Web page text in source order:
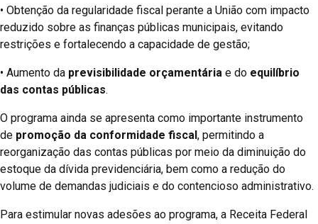
• Obtenção da regularidade fiscal perante a União com impacto
reduzido sobre as finanças públicas municipais, evitando
restrições e fortalecendo a capacidade de gestão;
• Aumento da previsibilidade orçamentária e do equilíbrio
das contas públicas.
O programa ainda se apresenta como importante instrumento
de promoção da conformidade fiscal, permitindo a
reorganização das contas públicas por meio da diminuição do
estoque da dívida previdenciária, bem como a redução do
volume de demandas judiciais e do contencioso administrativo.
Para estimular novas adesões ao programa, a Receita Federal